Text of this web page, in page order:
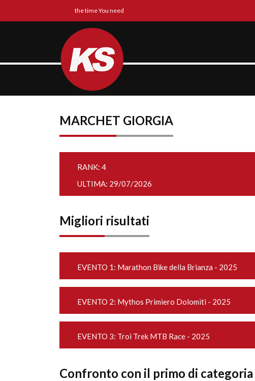
the time You need
MARCHET GIORGIA
RANK: 4
ULTIMA: 29/07/2026
Migliori risultati
EVENTO 1: Marathon Bike della Brianza - 2025
EVENTO 2: Mythos Primiero Dolomiti - 2025
EVENTO 3: Troi Trek MTB Race - 2025
Confronto con il primo di categoria